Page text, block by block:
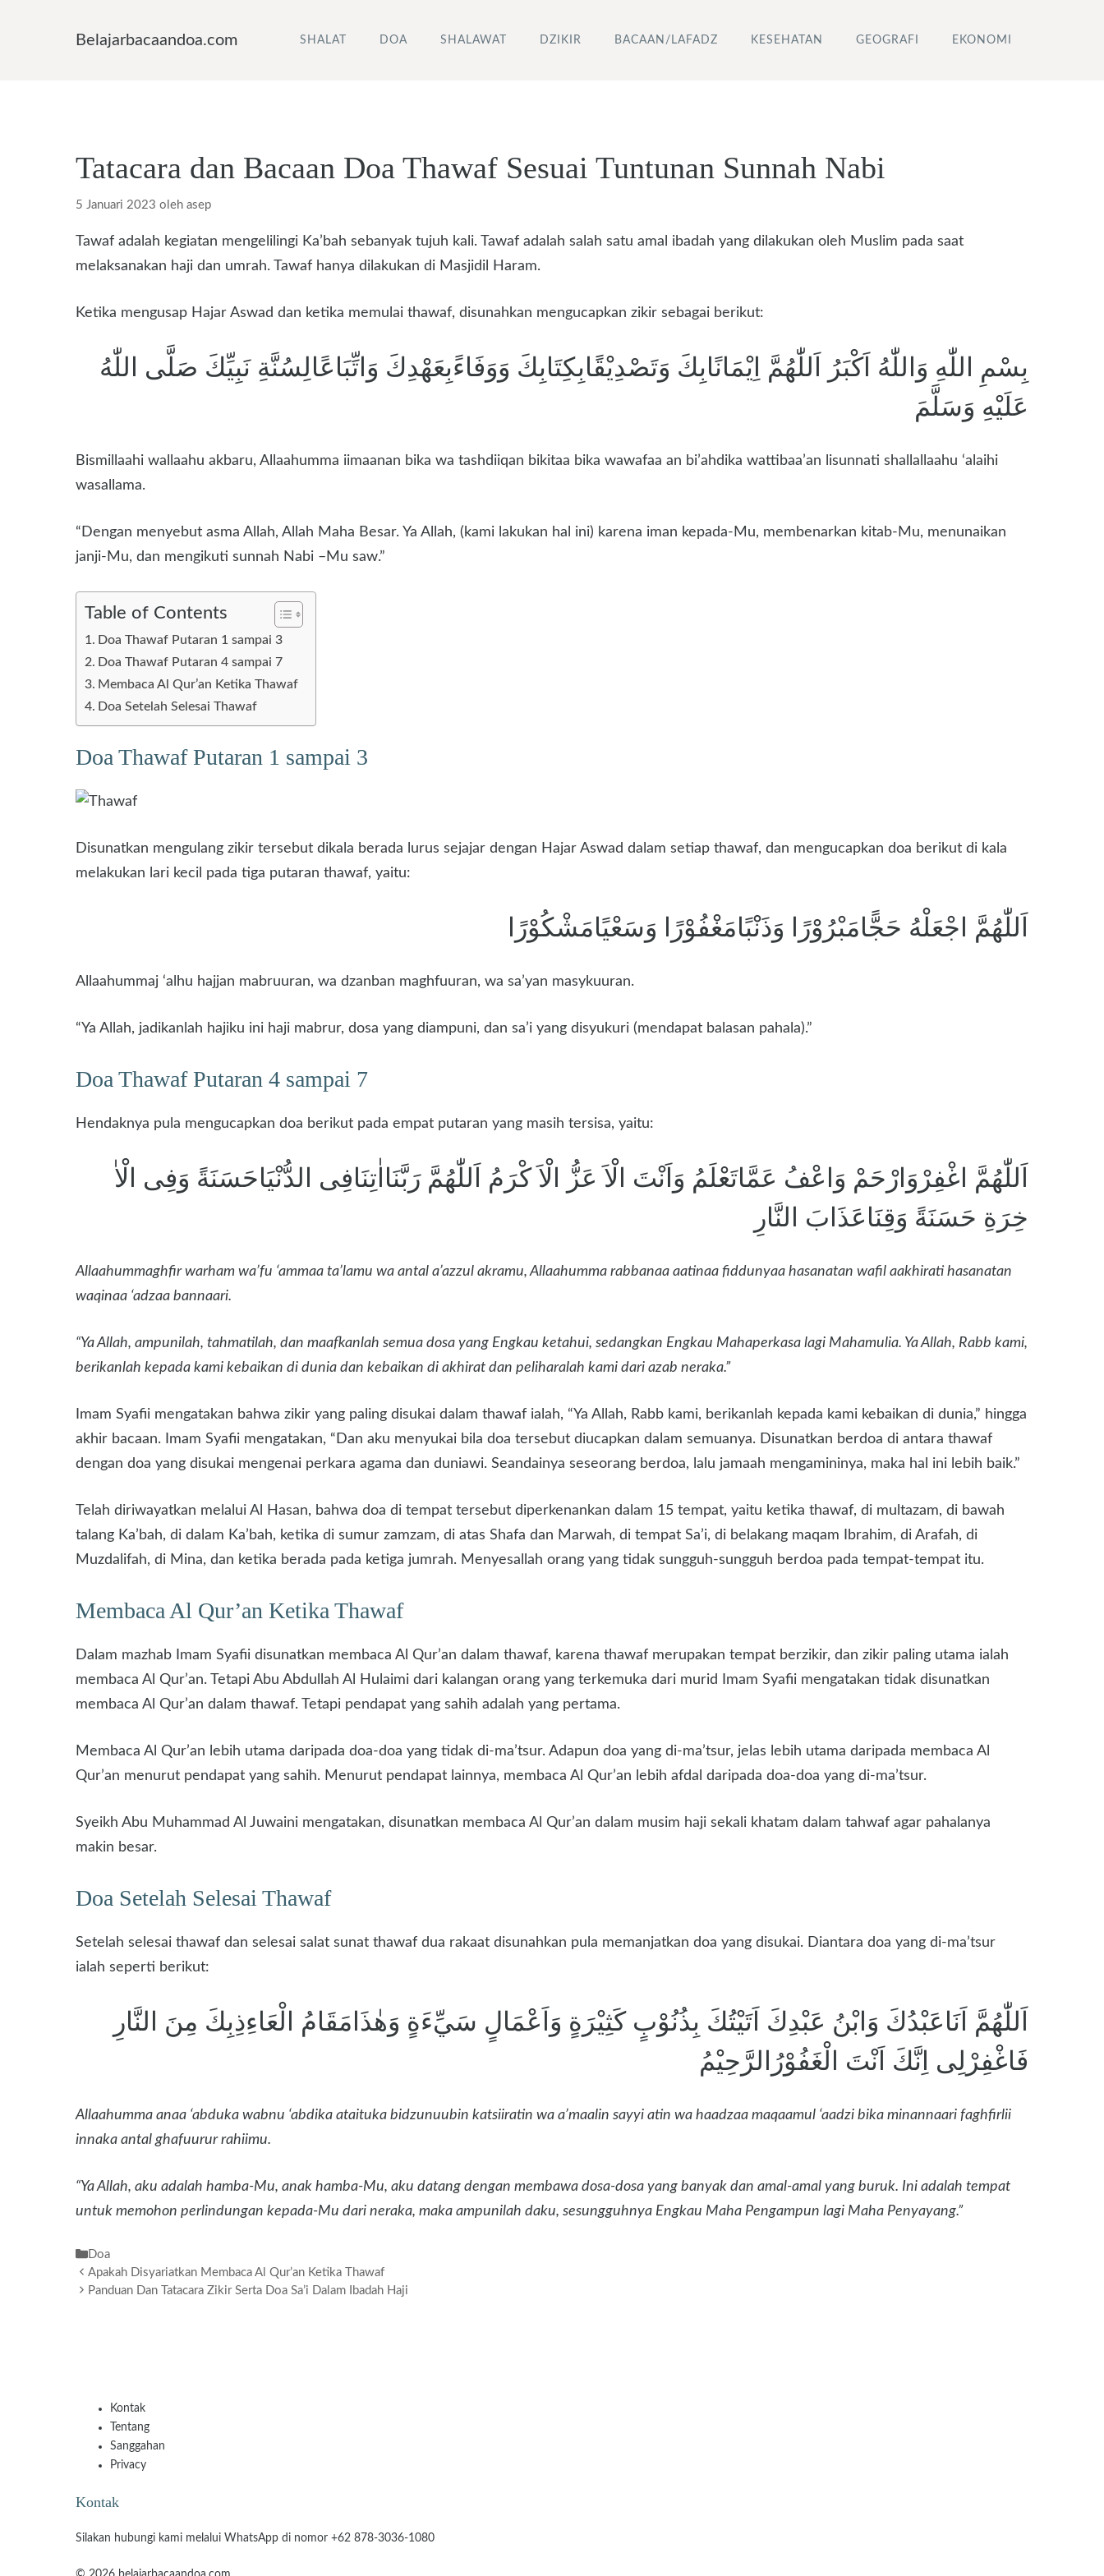
Belajarbacaandoa.com SHALAT DOA SHALAWAT DZIKIR BACAAN/LAFADZ KESEHATAN GEOGRAFI EKONOMI
Tatacara dan Bacaan Doa Thawaf Sesuai Tuntunan Sunnah Nabi
5 Januari 2023 oleh asep
Tawaf adalah kegiatan mengelilingi Ka’bah sebanyak tujuh kali. Tawaf adalah salah satu amal ibadah yang dilakukan oleh Muslim pada saat
melaksanakan haji dan umrah. Tawaf hanya dilakukan di Masjidil Haram.
Ketika mengusap Hajar Aswad dan ketika memulai thawaf, disunahkan mengucapkan zikir sebagai berikut:
بِسْمِ اللّٰهِ وَاللّٰهُ اَكْبَرُ اَللّٰهُمَّ اِيْمَانًابِكَ وَتَصْدِيْقًابِكِتَابِكَ وَوَفَاءًبِعَهْدِكَ وَاتِّبَاعًالِسُنَّةِ نَبِيِّكَ صَلَّى اللّٰهُ
عَلَيْهِ وَسَلَّمَ
Bismillaahi wallaahu akbaru, Allaahumma iimaanan bika wa tashdiiqan bikitaa bika wawafaa an bi’ahdika wattibaa’an lisunnati shallallaahu ‘alaihi
wasallama.
“Dengan menyebut asma Allah, Allah Maha Besar. Ya Allah, (kami lakukan hal ini) karena iman kepada-Mu, membenarkan kitab-Mu, menunaikan
janji-Mu, dan mengikuti sunnah Nabi –Mu saw.”
Table of Contents
Doa Thawaf Putaran 1 sampai 3
Doa Thawaf Putaran 4 sampai 7
Membaca Al Qur’an Ketika Thawaf
Doa Setelah Selesai Thawaf
Doa Thawaf Putaran 1 sampai 3
Disunatkan mengulang zikir tersebut dikala berada lurus sejajar dengan Hajar Aswad dalam setiap thawaf, dan mengucapkan doa berikut di kala
melakukan lari kecil pada tiga putaran thawaf, yaitu:
اَللّٰهُمَّ اجْعَلْهُ حَجًّامَبْرُوْرًا وَذَنْبًامَغْفُوْرًا وَسَعْيًامَشْكُوْرًا
Allaahummaj ‘alhu hajjan mabruuran, wa dzanban maghfuuran, wa sa’yan masykuuran.
“Ya Allah, jadikanlah hajiku ini haji mabrur, dosa yang diampuni, dan sa’i yang disyukuri (mendapat balasan pahala).”
Doa Thawaf Putaran 4 sampai 7
Hendaknya pula mengucapkan doa berikut pada empat putaran yang masih tersisa, yaitu:
اَللّٰهُمَّ اغْفِرْوَارْحَمْ وَاعْفُ عَمَّاتَعْلَمُ وَاَنْتَ الْاَ عَزُّ الْاَ كْرَمُ اَللّٰهُمَّ رَبَّنَااٰتِنَافِى الدُّنْيَاحَسَنَةً وَفِى الْاٰ
خِرَةِ حَسَنَةً وَقِنَاعَذَابَ النَّارِ
Allaahummaghfir warham wa’fu ‘ammaa ta’lamu wa antal a’azzul akramu, Allaahumma rabbanaa aatinaa fiddunyaa hasanatan wafil aakhirati hasanatan
waqinaa ‘adzaa bannaari.
“Ya Allah, ampunilah, tahmatilah, dan maafkanlah semua dosa yang Engkau ketahui, sedangkan Engkau Mahaperkasa lagi Mahamulia. Ya Allah, Rabb kami,
berikanlah kepada kami kebaikan di dunia dan kebaikan di akhirat dan peliharalah kami dari azab neraka.”
Imam Syafii mengatakan bahwa zikir yang paling disukai dalam thawaf ialah, “Ya Allah, Rabb kami, berikanlah kepada kami kebaikan di dunia,” hingga
akhir bacaan. Imam Syafii mengatakan, “Dan aku menyukai bila doa tersebut diucapkan dalam semuanya. Disunatkan berdoa di antara thawaf
dengan doa yang disukai mengenai perkara agama dan duniawi. Seandainya seseorang berdoa, lalu jamaah mengamininya, maka hal ini lebih baik.”
Telah diriwayatkan melalui Al Hasan, bahwa doa di tempat tersebut diperkenankan dalam 15 tempat, yaitu ketika thawaf, di multazam, di bawah
talang Ka’bah, di dalam Ka’bah, ketika di sumur zamzam, di atas Shafa dan Marwah, di tempat Sa’i, di belakang maqam Ibrahim, di Arafah, di
Muzdalifah, di Mina, dan ketika berada pada ketiga jumrah. Menyesallah orang yang tidak sungguh-sungguh berdoa pada tempat-tempat itu.
Membaca Al Qur’an Ketika Thawaf
Dalam mazhab Imam Syafii disunatkan membaca Al Qur’an dalam thawaf, karena thawaf merupakan tempat berzikir, dan zikir paling utama ialah
membaca Al Qur’an. Tetapi Abu Abdullah Al Hulaimi dari kalangan orang yang terkemuka dari murid Imam Syafii mengatakan tidak disunatkan
membaca Al Qur’an dalam thawaf. Tetapi pendapat yang sahih adalah yang pertama.
Membaca Al Qur’an lebih utama daripada doa-doa yang tidak di-ma’tsur. Adapun doa yang di-ma’tsur, jelas lebih utama daripada membaca Al
Qur’an menurut pendapat yang sahih. Menurut pendapat lainnya, membaca Al Qur’an lebih afdal daripada doa-doa yang di-ma’tsur.
Syeikh Abu Muhammad Al Juwaini mengatakan, disunatkan membaca Al Qur’an dalam musim haji sekali khatam dalam tahwaf agar pahalanya
makin besar.
Doa Setelah Selesai Thawaf
Setelah selesai thawaf dan selesai salat sunat thawaf dua rakaat disunahkan pula memanjatkan doa yang disukai. Diantara doa yang di-ma’tsur
ialah seperti berikut:
اَللّٰهُمَّ اَنَاعَبْدُكَ وَابْنُ عَبْدِكَ اَتَيْتُكَ بِذُنُوْبٍ كَثِيْرَةٍ وَاَعْمَالٍ سَيِّءَةٍ وَهٰذَامَقَامُ الْعَاءِذِبِكَ مِنَ النَّارِ
فَاغْفِرْلِى اِنَّكَ اَنْتَ الْغَفُوْرُالرَّحِيْمُ
Allaahumma anaa ‘abduka wabnu ‘abdika ataituka bidzunuubin katsiiratin wa a’maalin sayyi atin wa haadzaa maqaamul ‘aadzi bika minannaari faghfirlii
innaka antal ghafuurur rahiimu.
“Ya Allah, aku adalah hamba-Mu, anak hamba-Mu, aku datang dengan membawa dosa-dosa yang banyak dan amal-amal yang buruk. Ini adalah tempat
untuk memohon perlindungan kepada-Mu dari neraka, maka ampunilah daku, sesungguhnya Engkau Maha Pengampun lagi Maha Penyayang.”
Kategori
Doa
Apakah Disyariatkan Membaca Al Qur’an Ketika Thawaf
Panduan Dan Tatacara Zikir Serta Doa Sa’i Dalam Ibadah Haji
Kontak
Tentang
Sanggahan
Privacy
Kontak
Silakan hubungi kami melalui WhatsApp di nomor +62 878-3036-1080